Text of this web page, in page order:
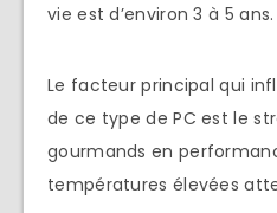
vie est d’environ 3 à 5 ans.
Le facteur principal qui
de ce type de PC est le
gourmands en
températures élevées